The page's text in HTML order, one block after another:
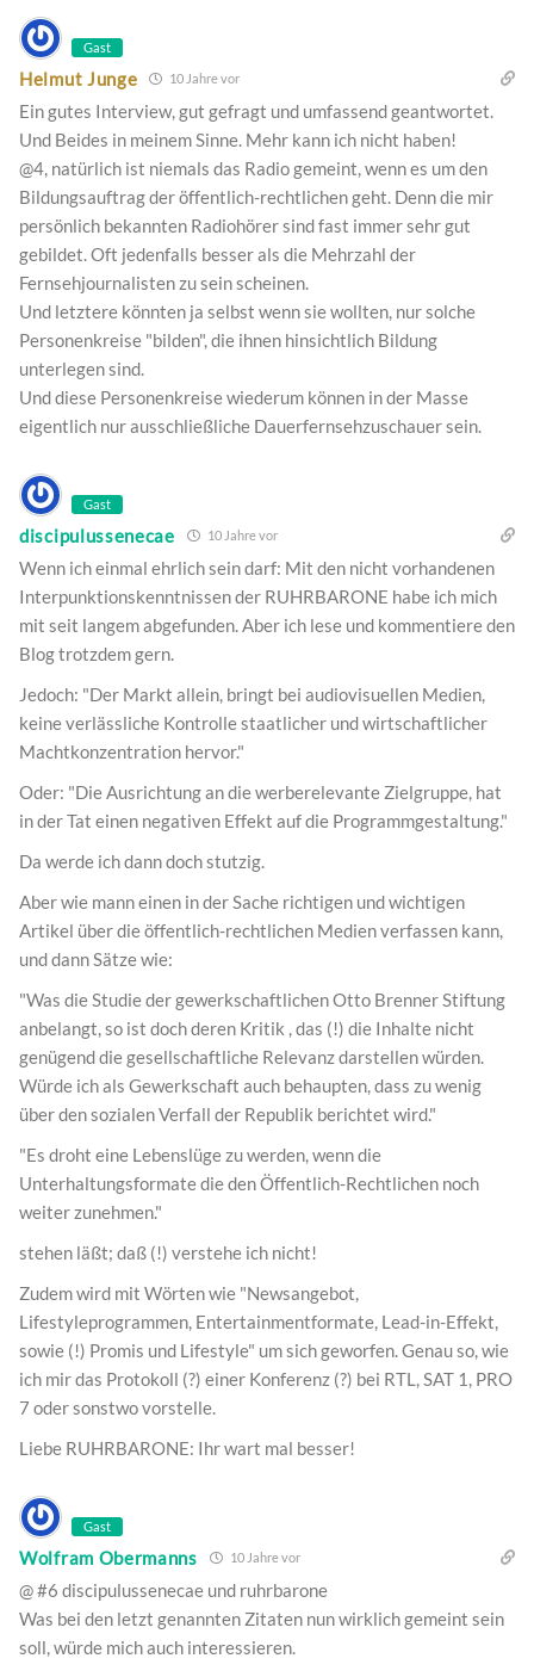
Gast
Helmut Junge 10 Jahre vor
Ein gutes Interview, gut gefragt und umfassend geantwortet.
Und Beides in meinem Sinne. Mehr kann ich nicht haben!
@4, natürlich ist niemals das Radio gemeint, wenn es um den
Bildungsauftrag der öffentlich-rechtlichen geht. Denn die mir
persönlich bekannten Radiohörer sind fast immer sehr gut
gebildet. Oft jedenfalls besser als die Mehrzahl der
Fernsehjournalisten zu sein scheinen.
Und letztere könnten ja selbst wenn sie wollten, nur solche
Personenkreise "bilden", die ihnen hinsichtlich Bildung
unterlegen sind.
Und diese Personenkreise wiederum können in der Masse
eigentlich nur ausschließliche Dauerfernsehzuschauer sein.
Gast
discipulussenecae 10 Jahre vor
Wenn ich einmal ehrlich sein darf: Mit den nicht vorhandenen
Interpunktionskenntnissen der RUHRBARONE habe ich mich
mit seit langem abgefunden. Aber ich lese und kommentiere den
Blog trotzdem gern.
Jedoch: "Der Markt allein, bringt bei audiovisuellen Medien,
keine verlässliche Kontrolle staatlicher und wirtschaftlicher
Machtkonzentration hervor."
Oder: "Die Ausrichtung an die werberelevante Zielgruppe, hat
in der Tat einen negativen Effekt auf die Programmgestaltung."
Da werde ich dann doch stutzig.
Aber wie mann einen in der Sache richtigen und wichtigen
Artikel über die öffentlich-rechtlichen Medien verfassen kann,
und dann Sätze wie:
"Was die Studie der gewerkschaftlichen Otto Brenner Stiftung
anbelangt, so ist doch deren Kritik , das (!) die Inhalte nicht
genügend die gesellschaftliche Relevanz darstellen würden.
Würde ich als Gewerkschaft auch behaupten, dass zu wenig
über den sozialen Verfall der Republik berichtet wird."
"Es droht eine Lebenslüge zu werden, wenn die
Unterhaltungsformate die den Öffentlich-Rechtlichen noch
weiter zunehmen."
stehen läßt; daß (!) verstehe ich nicht!
Zudem wird mit Wörten wie "Newsangebot,
Lifestyleprogrammen, Entertainmentformate, Lead-in-Effekt,
sowie (!) Promis und Lifestyle" um sich geworfen. Genau so, wie
ich mir das Protokoll (?) einer Konferenz (?) bei RTL, SAT 1, PRO
7 oder sonstwo vorstelle.
Liebe RUHRBARONE: Ihr wart mal besser!
Gast
Wolfram Obermanns 10 Jahre vor
@ #6 discipulussenecae und ruhrbarone
Was bei den letzt genannten Zitaten nun wirklich gemeint sein
soll, würde mich auch interessieren.